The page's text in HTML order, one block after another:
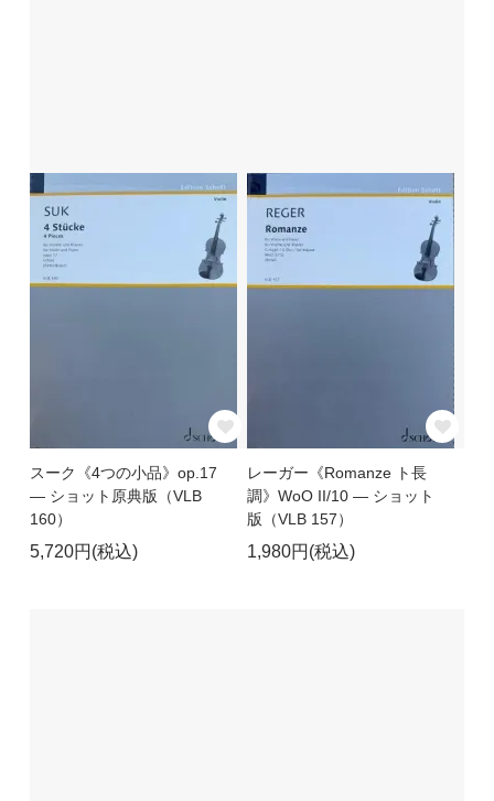
スーク《4つの小品》op.17
― ショット原典版（VLB
160）
5,720円(税込)
レーガー《Romanze ト長
調》WoO II/10 ― ショット
版（VLB 157）
1,980円(税込)